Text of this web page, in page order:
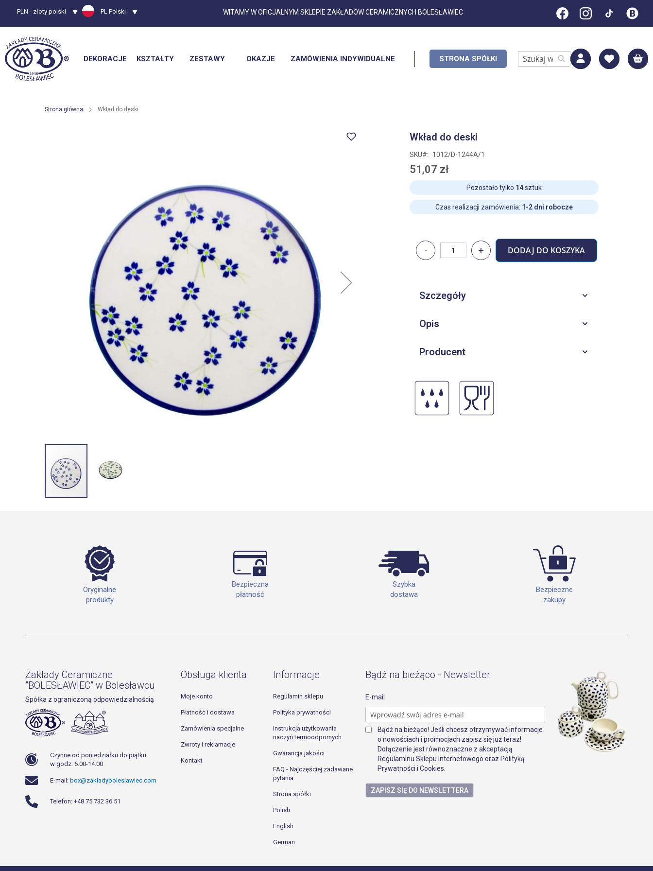
Przejdź
Waluta
PLN - złoty polski Język PL Polski WITAMY W OFICJALNYM SKLEPIE ZAKŁADÓW CERAMICZNYCH BOLESŁAWIEC
DEKORACJE KSZTAŁTY ZESTAWY OKAZJE ZAMÓWIENIA INDYWIDUALNE STRONA SPÓŁKI
Search Search
Strona główna Wkład do deski
Wkład do deski
SKU 1012/D-1244A/1
51,07 zł
Pozostało tylko 14sztuk
Czas realizacji zamówienia: 1-2 dni robocze
Szczegóły
Opis
Producent
DODAJ DO KOSZYKA
- +
Oryginalne
produkty
Bezpieczna
płatność
Szybka
dostawa
Bezpieczne
zakupy
Zakłady Ceramiczne
"BOLESŁAWIEC" w Bolesławcu
Spółka z ograniczoną odpowiedzialnością
Czynne od poniedziałku do piątku
w godz. 6.00-14.00
E-mail: box@zakladyboleslawiec.com
Telefon: +48 75 732 36 51
Obsługa klienta
Moje konto
Płatność i dostawa
Zamówienia specjalne
Zwroty i reklamacje
Kontakt
Informacje
Regulamin sklepu
Polityka prywatności
Instrukcja użytkowania
naczyń termoodpornych
Gwarancja jakości
FAQ - Najczęściej zadawane
pytania
Strona spółki
Polish
English
German
Bądź na bieżąco - Newsletter
E-mail
Bądź na bieżąco! Jeśli chcesz otrzymywać informacje
o nowościach i promocjach zapisz się już teraz!
Dołączenie jest równoznaczne z akceptacją
Regulaminu Sklepu Internetowego oraz Polityką
Prywatności i Cookies.
ZAPISZ SIĘ DO NEWSLETTERA